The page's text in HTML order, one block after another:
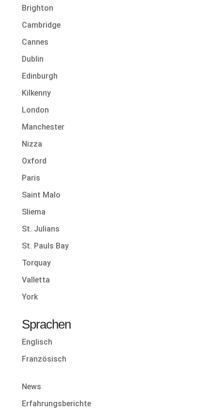
Brighton
Cambridge
Cannes
Dublin
Edinburgh
Kilkenny
London
Manchester
Nizza
Oxford
Paris
Saint Malo
Sliema
St. Julians
St. Pauls Bay
Torquay
Valletta
York
Sprachen
Englisch
Französisch
News
Erfahrungsberichte